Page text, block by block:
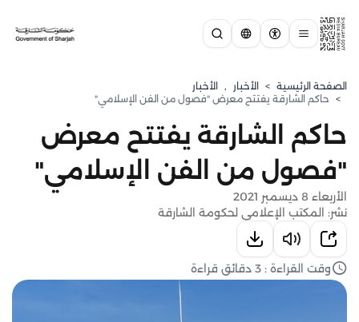
الصفحة الرئيسية > الأخبار , الأخبار
> حاكم الشارقة يفتتح معرض "فصول من الفن الإسلامي"
حاكم الشارقة يفتتح معرض
"فصول من الفن الإسلامي"
الأربعاء 8 ديسمبر 2021
نشر: المكتب الإعلامي لحكومة الشارقة
وقت القراءة : 3 دقائق قراءة